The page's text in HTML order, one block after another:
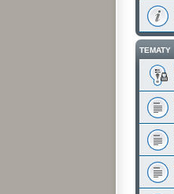
TEMATY